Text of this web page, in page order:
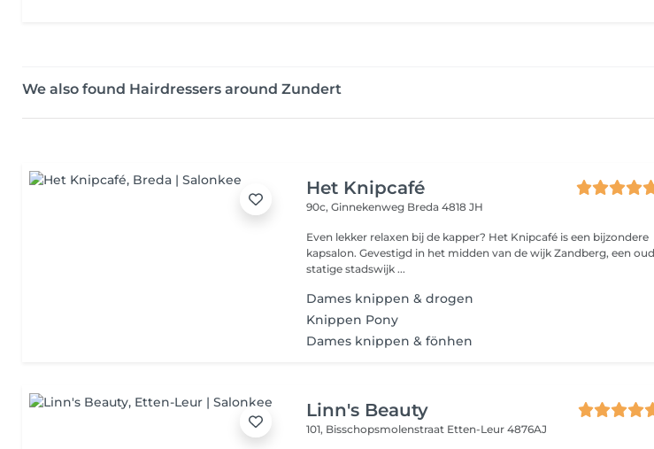
We also found Hairdressers around Zundert
Het Knipcafé
90c, Ginnekenweg Breda 4818 JH
Even lekker relaxen bij de kapper? Het Knipcafé is een bijzondere
kapsalon. Gevestigd in het midden van de wijk Zandberg, een
statige stadswijk ...
Dames knippen & drogen
Knippen Pony
Dames knippen & fönhen
Linn's Beauty
101, Bisschopsmolenstraat Etten-Leur 4876AJ